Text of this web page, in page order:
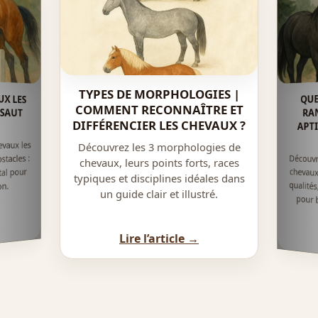
LES
les
:
pour
TYPES DE MORPHOLOGIES |
COMMENT RECONNAÎTRE ET
DIFFÉRENCIER LES CHEVAUX ?
Découvrez les 3 morphologies de
chevaux, leurs points forts, races
typiques et disciplines idéales dans
un guide clair et illustré.
Lire l’article →
pour